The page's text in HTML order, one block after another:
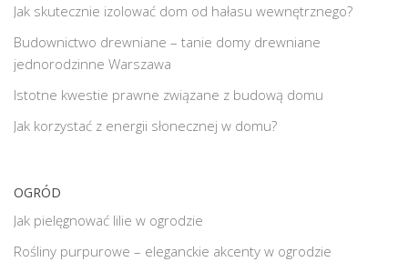
Jak skutecznie izolować dom od hałasu wewnętrznego?
Budownictwo drewniane – tanie domy drewniane
jednorodzinne Warszawa
Istotne kwestie prawne związane z budową domu
Jak korzystać z energii słonecznej w domu?
OGRÓD
Jak pielęgnować lilie w ogrodzie
Rośliny purpurowe – eleganckie akcenty w ogrodzie